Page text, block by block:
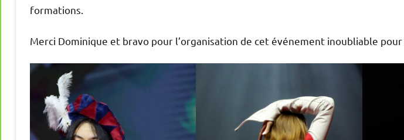
formations.
Merci Dominique et bravo pour l’organisation de cet événement inoubliable pour